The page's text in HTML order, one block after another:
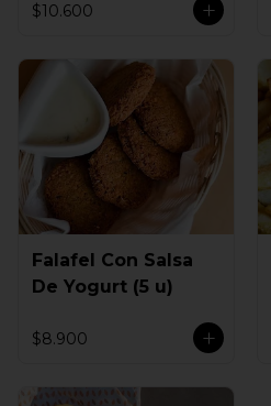
$10.600
Falafel Con Salsa
De Yogurt (5 u)
$8.900